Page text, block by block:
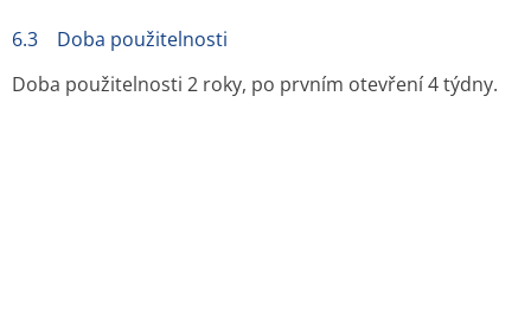
6.6 Zvláštní opatření pro likvidaci přípravku a pro